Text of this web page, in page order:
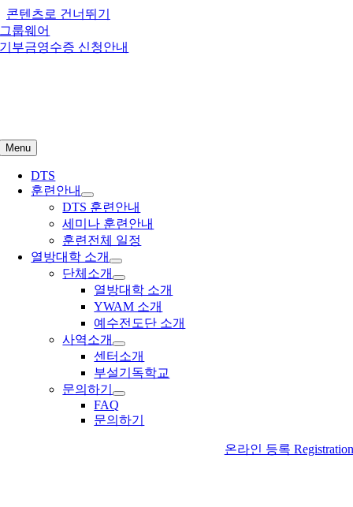
콘텐츠로 건너뛰기
그룹웨어
기부금영수증 신청안내
Menu
DTS
훈련안내
DTS 훈련안내
세미나 훈련안내
훈련전체 일정
열방대학 소개
단체소개
열방대학 소개
YWAM 소개
예수전도단 소개
사역소개
센터소개
부설기독학교
문의하기
FAQ
문의하기
온라인 등록 Registration